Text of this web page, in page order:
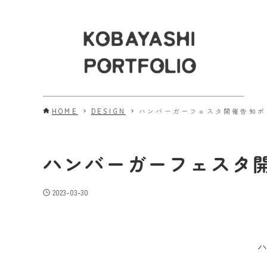
HOME DESIGN ハンバーガーフェスタ開催告知
ハンバーガーフェスタ
2023-03-30